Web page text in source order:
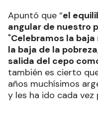
Apuntó que “el
angular de nuestro
"Celebramos la
la baja de la
salida del cepo
también es cierto
años muchísimos
y les ha ido cada vez